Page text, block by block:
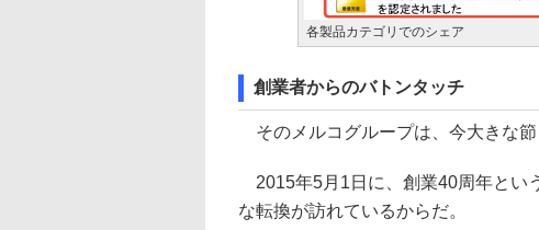
各製品カテゴリでのシェア
創業者からのバトンタッチ
そのメルコグループは、今大きな節
2015年5月1日に、創業40周年とい
な転換が訪れているからだ。